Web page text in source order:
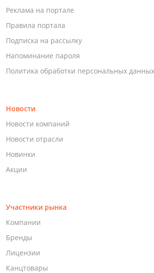
Реклама на портале
Правила портала
Подписка на рассылку
Напоминание пароля
Политика обработки персональных данных
Новости
Новости компаний
Новости отрасли
Новинки
Акции
Участники рынка
Компании
Бренды
Лицензии
Канцтовары